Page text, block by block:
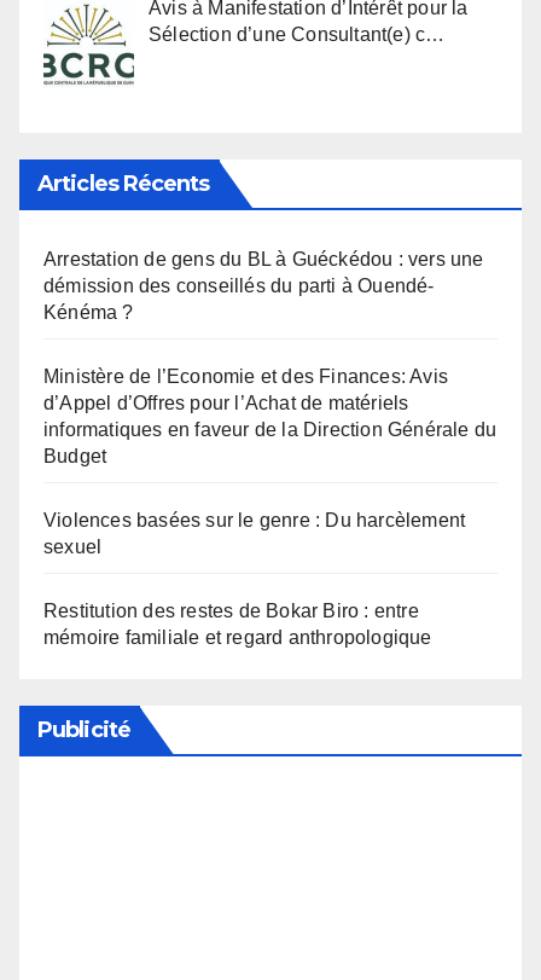
Avis à Manifestation d’Intérêt pour la
Sélection d’une Consultant(e) c…
Articles Récents
Arrestation de gens du BL à Guéckédou : vers une
démission des conseillés du parti à Ouendé-
Kénéma ?
Ministère de l’Economie et des Finances: Avis
d’Appel d’Offres pour l’Achat de matériels
informatiques en faveur de la Direction Générale du
Budget
Violences basées sur le genre : Du harcèlement
sexuel
Restitution des restes de Bokar Biro : entre
mémoire familiale et regard anthropologique
Publicité